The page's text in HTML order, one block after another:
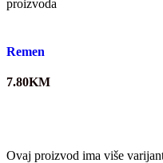
proizvoda
Remen
7.80KM
Ovaj proizvod ima više